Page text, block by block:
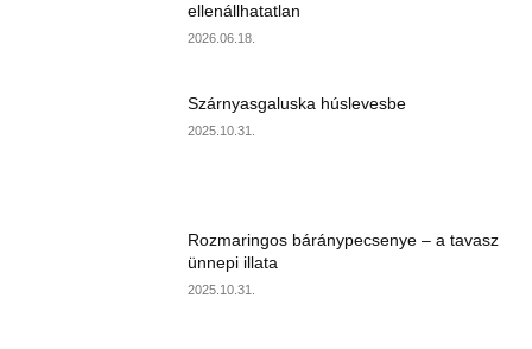
ellenállhatatlan
2026.06.18.
Szárnyasgaluska húslevesbe
2025.10.31.
Rozmaringos báránypecsenye – a tavasz
ünnepi illata
2025.10.31.